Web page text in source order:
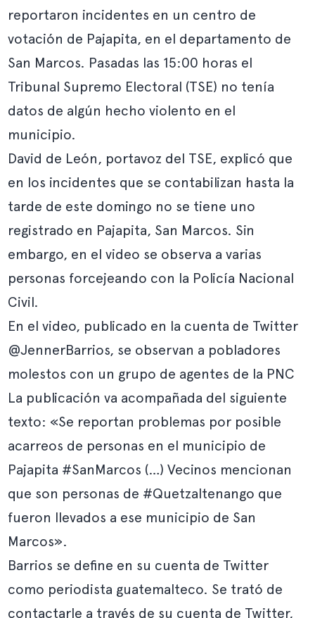
reportaron incidentes en un centro de
votación de Pajapita, en el departamento de
San Marcos. Pasadas las 15:00 horas el
Tribunal Supremo Electoral (TSE) no tenía
datos de algún hecho violento en el
municipio.
David de León, portavoz del TSE, explicó que
en los incidentes que se contabilizan hasta la
tarde de este domingo no se tiene uno
registrado en Pajapita, San Marcos. Sin
embargo, en el video se observa a varias
personas forcejeando con la Policía Nacional
Civil.
En el video, publicado en la cuenta de Twitter
@JennerBarrios, se observan a pobladores
molestos con un grupo de agentes de la PNC
La publicación va acompañada del siguiente
texto: «Se reportan problemas por posible
acarreos de personas en el municipio de
Pajapita #SanMarcos (…) Vecinos mencionan
que son personas de #Quetzaltenango que
fueron llevados a ese municipio de San
Marcos».
Barrios se define en su cuenta de Twitter
como periodista guatemalteco. Se trató de
contactarle a través de su cuenta de Twitter,